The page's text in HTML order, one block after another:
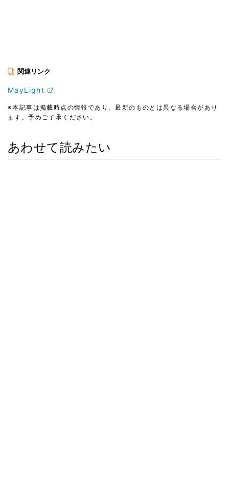
関連リンク
MayLight
※本記事は掲載時点の情報であり、最新のものとは異なる場合があり
ます。予めご了承ください。
あわせて読みたい